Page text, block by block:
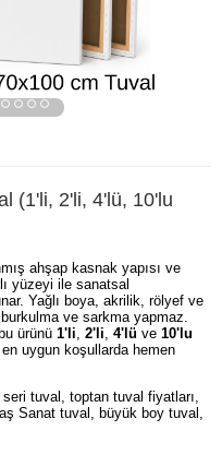
(1'li, 2'li, 4'lü, 10'lu
ahşap kasnak yapısı ve
yüzeyi ile sanatsal
Yağlı boya, akrilik, rölyef ve
ve sarkma yapmaz.
ürünü 1'li, 2'li, 4'lü ve 10'lu
uygun koşullarda hemen
tuval, toptan tuval fiyatları,
Sanat tuval, büyük boy tuval,